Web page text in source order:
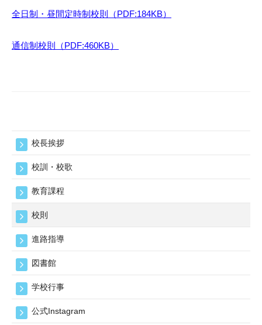
2026
4
全日制・昼間定時制校則（PDF:184KB）
通信制校則（PDF:460KB）
校長挨拶
校訓・校歌
教育課程
校則
進路指導
図書館
学校行事
公式Instagram